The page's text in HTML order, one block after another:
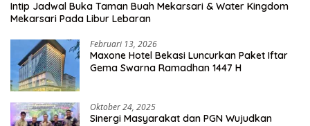
Intip Jadwal Buka Taman Buah Mekarsari & Water Kingdom
Mekarsari Pada Libur Lebaran
Februari 13, 2026
Maxone Hotel Bekasi Luncurkan Paket Iftar
Gema Swarna Ramadhan 1447 H
Oktober 24, 2025
Sinergi Masyarakat dan PGN Wujudkan